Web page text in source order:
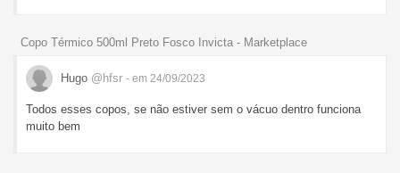
Copo Térmico 500ml Preto Fosco Invicta - Marketplace
Hugo @hfsr - em 24/09/2023
Todos esses copos, se não estiver sem o vácuo dentro funciona
muito bem